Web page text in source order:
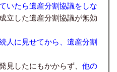
いたら遺産分割協議をしな
立した遺産分割協議が無効
人に見せてから、遺産分割
見したにもかからず、 他の